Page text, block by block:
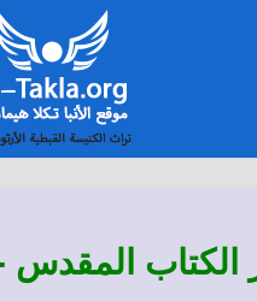
الكتاب المقدس